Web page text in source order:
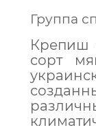
Группа
Крепиш
сорт